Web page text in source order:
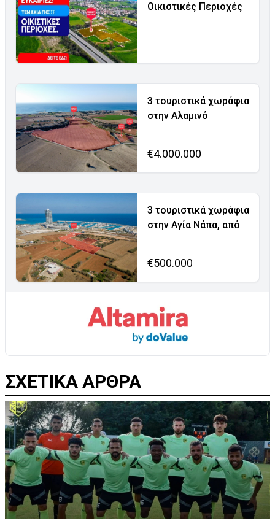
Οικιστικές Περιοχές
3 τουριστικά χωράφια
στην Αλαμινό
€4.000.000
3 τουριστικά χωράφια
στην Αγία Νάπα, από
€500.000
ΣΧΕΤΙΚΑ ΑΡΘΡΑ